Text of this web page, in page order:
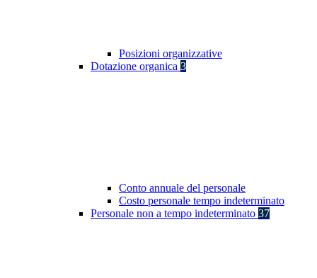
Posizioni organizzative
Dotazione organica 3
Conto annuale del personale
Costo personale tempo indeterminato
Personale non a tempo indeterminato 37